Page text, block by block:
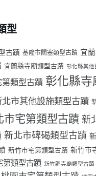
型
古蹟 基隆市關塞類型古蹟 宜
宜蘭縣寺廟類型古蹟 彰化縣其他
類型古蹟 彰化縣寺
北市其他設施類型古蹟
市宅第類型古蹟 新
新北市碑碣類型古蹟
新竹市宅第類型古蹟 新竹市
第類型古蹟 新竹縣寺廟類型古蹟